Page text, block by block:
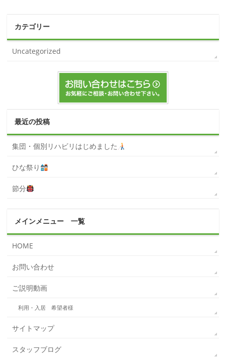
カテゴリー
Uncategorized
最近の投稿
集団・個別リハビリはじめました
ひな祭り
節分
メインメニュー 一覧
HOME
お問い合わせ
ご説明動画
利用・入居 希望者様
サイトマップ
スタッフブログ